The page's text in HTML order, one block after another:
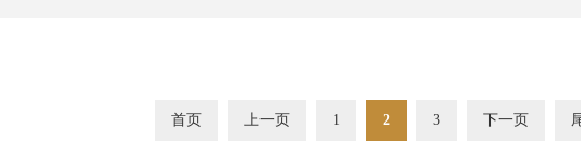
首页 上一页 1 2 3 下一页